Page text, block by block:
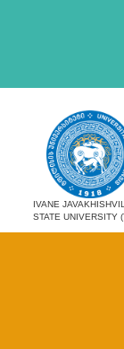
IVANE
STATE UNIVERSITY